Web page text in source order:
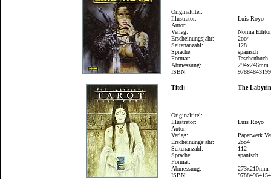
Originaltitel:
Illustrator:
Autor:
Verlag:
Erscheinungsjahr:
Seitenanzahl:
Sprache:
Format:
Abmessung:
ISBN:
Luis Royo
Norma
2oo4
128
spanisch
Taschenbuch
294x246mm
Titel: The
Originaltitel:
Illustrator:
Autor:
Verlag:
Erscheinungsjahr:
Seitenanzahl:
Sprache:
Format:
Abmessung:
ISBN:
Luis Royo
Paperwerk
2oo4
112
spanisch
273x210mm